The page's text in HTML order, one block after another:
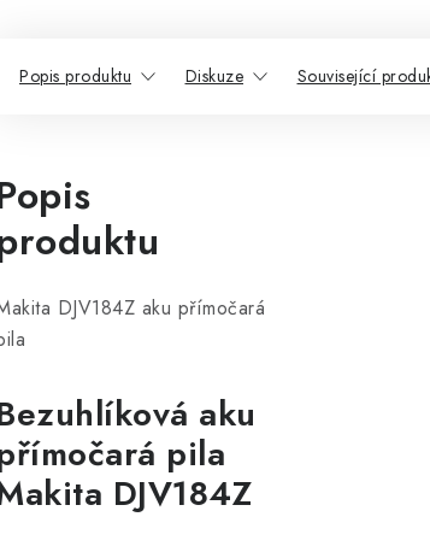
Popis produktu Diskuze Související
DJV184Z aku přímočará
aku
pila
DJV184Z